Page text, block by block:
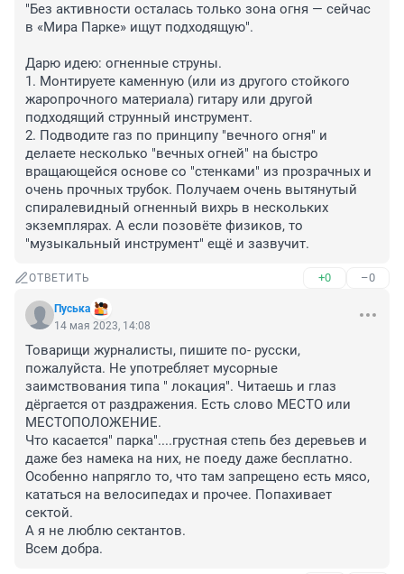
"Без активности осталась только зона огня — сейчас
в «Мира Парке» ищут подходящую".
Дарю идею: огненные струны.
1. Монтируете каменную (или из другого стойкого
жаропрочного материала) гитару или другой
подходящий струнный инструмент.
2. Подводите газ по принципу "вечного огня" и
делаете несколько "вечных огней" на быстро
вращающейся основе со "стенками" из прозрачных и
очень прочных трубок. Получаем очень вытянутый
спиралевидный огненный вихрь в нескольких
экземплярах. А если позовёте физиков, то
"музыкальный инструмент" ещё и зазвучит.
ОТВЕТИТЬ +0 –0
Пуська
14 мая 2023, 14:08
Товарищи журналисты, пишите по- русски,
пожалуйста. Не употребляет мусорные
заимствования типа " локация". Читаешь и глаз
дёргается от раздражения. Есть слово МЕСТО или
МЕСТОПОЛОЖЕНИЕ.
Что касается" парка"....грустная степь без деревьев и
даже без намека на них, не поеду даже бесплатно.
Особенно напрягло то, что там запрещено есть мясо,
кататься на велосипедах и прочее. Попахивает
сектой.
А я не люблю сектантов.
Всем добра.